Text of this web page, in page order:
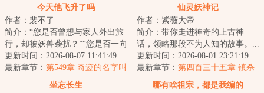
今天他飞升了吗
作者：裴不了
简介：“您是否曾想与家人外出旅
行，却被妖兽袭扰？”“您是否一向
与人为善，却遇到魇物作祟？”“您
是否...
更新时间：2026-08-07 11:41:49
最新章节： 第549章 奇迹的名字叫
岳闻【求月票！】
仙灵妖神记
作者：紫薇大帝
简介：带你走进神奇的上古神
话，领略那段不为人知的故事。...
更新时间：2026-08-01 23:21:19
最新章节： 第四百三十五章 镇杀
尘世巨蟒，四灵宝镇四巫！
坐忘长生
哪有啥祖宗，都是我编的